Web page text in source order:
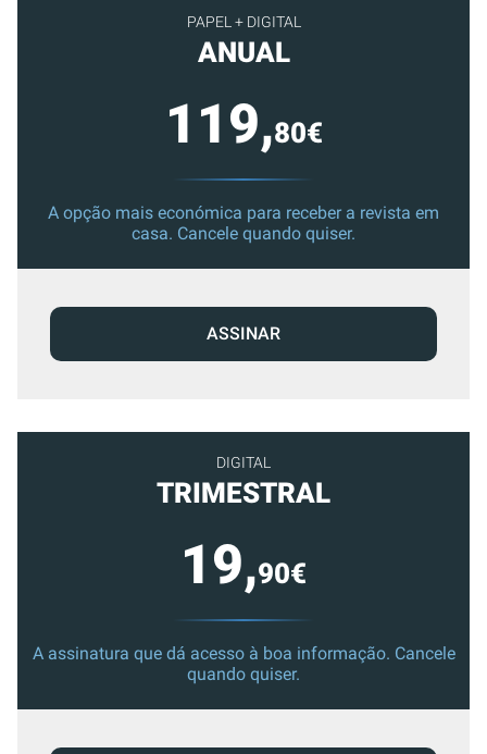
PAPEL + DIGITAL
ANUAL
119,80€
A opção mais económica para receber a revista em
casa. Cancele quando quiser.
ASSINAR
DIGITAL
TRIMESTRAL
19,90€
A assinatura que dá acesso à boa informação. Cancele
quando quiser.